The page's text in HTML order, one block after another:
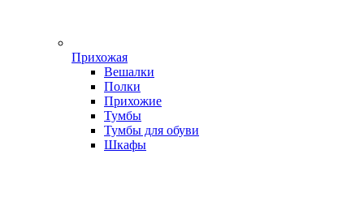
Прихожая
Вешалки
Полки
Прихожие
Тумбы
Тумбы для обуви
Шкафы